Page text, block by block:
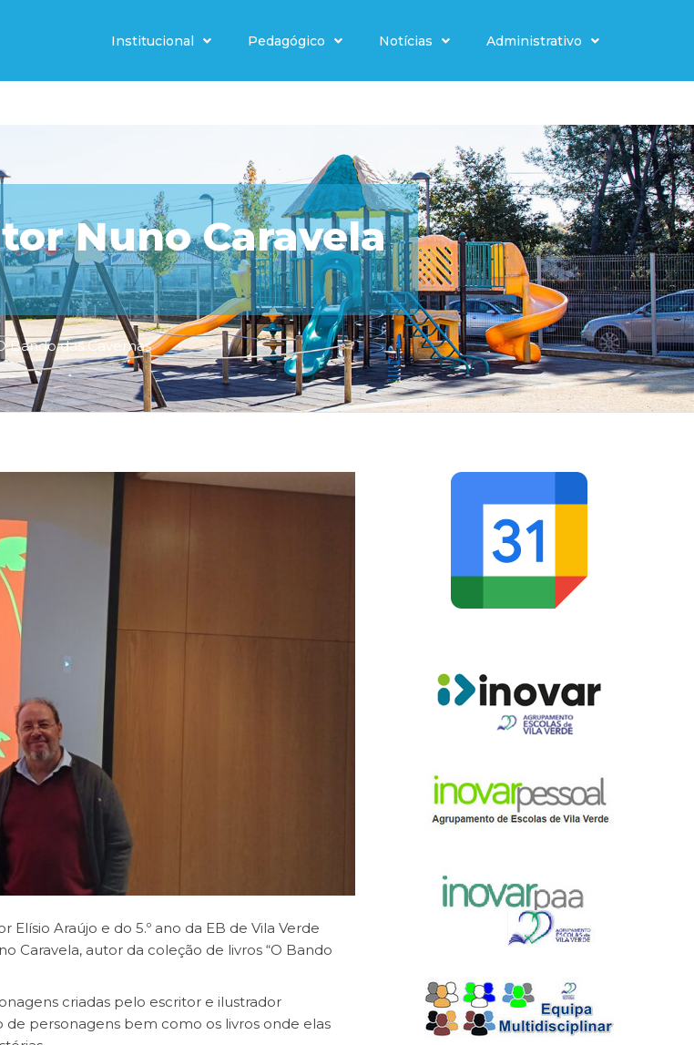
Institucional Pedagógico Notícias Administrativo
Nuno Caravela
Bando das Cavernas
Elísio Araújo e do 5.º ano da EB de Vila Verde
Caravela, autor da coleção de livros “O Bando
criadas pelo escritor e ilustrador
personagens bem como os livros onde elas